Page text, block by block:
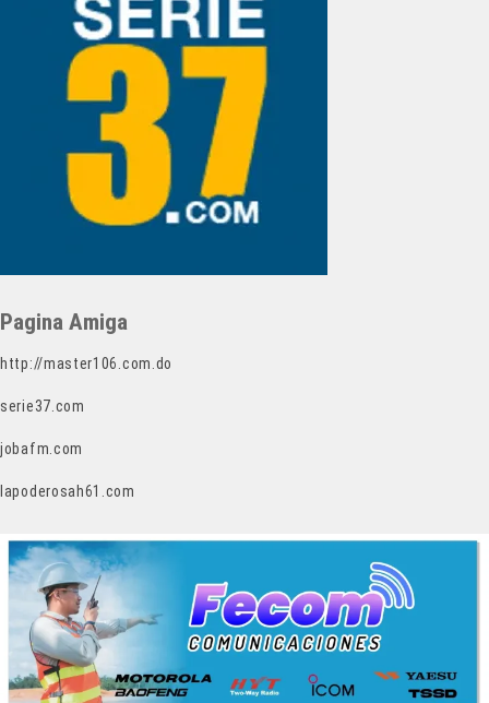
Pagina Amiga
http://master106.com.do
serie37.com
jobafm.com
lapoderosah61.com